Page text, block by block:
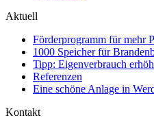
Aktuell
Förderprogramm für mehr
1000 Speicher für
Tipp: Eigenverbrauch
Referenzen
Eine schöne Anlage in
Kontakt